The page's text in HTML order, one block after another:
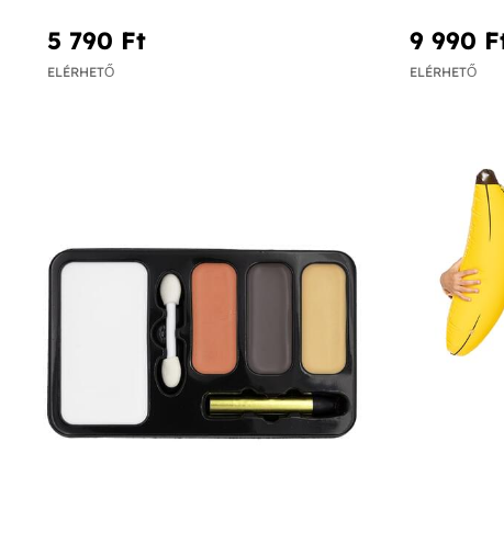
5 790 Ft‎
ELÉRHETŐ
9 990
ELÉRHETŐ